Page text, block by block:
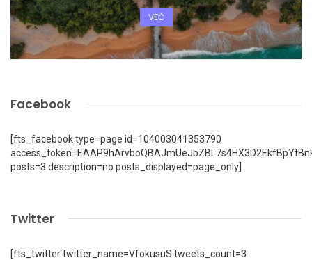
VEČ
Facebook
[fts_facebook type=page id=104003041353790
posts=3 description=no posts_displayed=page_only]
Twitter
[fts_twitter twitter_name=VfokusuS tweets_count=3